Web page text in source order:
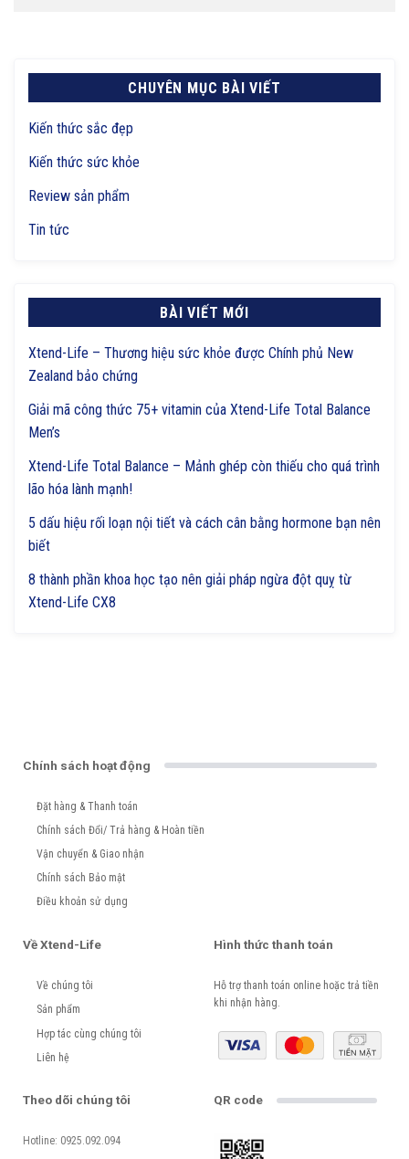
CHUYÊN MỤC BÀI VIẾT
Kiến thức sắc đẹp
Kiến thức sức khỏe
Review sản phẩm
Tin tức
BÀI VIẾT MỚI
Xtend-Life – Thương hiệu sức khỏe được Chính phủ New
Zealand bảo chứng
Giải mã công thức 75+ vitamin của Xtend-Life Total Balance
Men’s
Xtend-Life Total Balance – Mảnh ghép còn thiếu cho quá trình
lão hóa lành mạnh!
5 dấu hiệu rối loạn nội tiết và cách cân bằng hormone bạn nên
biết
8 thành phần khoa học tạo nên giải pháp ngừa đột quỵ từ
Xtend-Life CX8
Chính sách hoạt động
Đặt hàng & Thanh toán
Chính sách Đổi/ Trả hàng & Hoàn tiền
Vận chuyển & Giao nhận
Chính sách Bảo mật
Điều khoản sử dụng
Về Xtend-Life
Về chúng tôi
Sản phẩm
Hợp tác cùng chúng tôi
Liên hệ
Hình thức thanh toán
Hỗ trợ thanh toán online hoặc trả tiền
khi nhận hàng.
Theo dõi chúng tôi
Hotline: 0925.092.094
QR code